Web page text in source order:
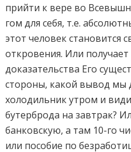
прийти к вере во
гом для себя, т.е.
этот человек становится
откровения. Или
доказательства Его
стороны, какой вывод мы
холодильник утром и
бутерброда на завтрак?
банковскую, а там 10-го
или пособие по